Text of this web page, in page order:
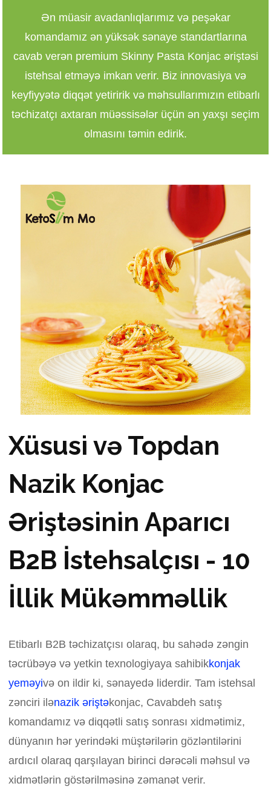
Ən müasir avadanlıqlarımız və peşəkar
komandamız ən yüksək sənaye standartlarına
cavab verən premium Skinny Pasta Konjac əriştəsi
istehsal etməyə imkan verir. Biz innovasiya və
keyfiyyətə diqqət yetiririk və məhsullarımızın etibarlı
təchizatçı axtaran müəssisələr üçün ən yaxşı seçim
olmasını təmin edirik.
Xüsusi və Topdan
Nazik Konjac
Əriştəsinin Aparıcı
B2B İstehsalçısı - 10
İllik Mükəmməllik
Etibarlı B2B təchizatçısı olaraq, bu sahədə zəngin
təcrübəyə və yetkin texnologiyaya sahibikkonjak
yeməyivə on ildir ki, sənayedə liderdir. Tam istehsal
zənciri ilənazik əriştəkonjac, Cavabdeh satış
komandamız və diqqətli satış sonrası xidmətimiz,
dünyanın hər yerindəki müştərilərin gözləntilərini
ardıcıl olaraq qarşılayan birinci dərəcəli məhsul və
xidmətlərin göstərilməsinə zəmanət verir.